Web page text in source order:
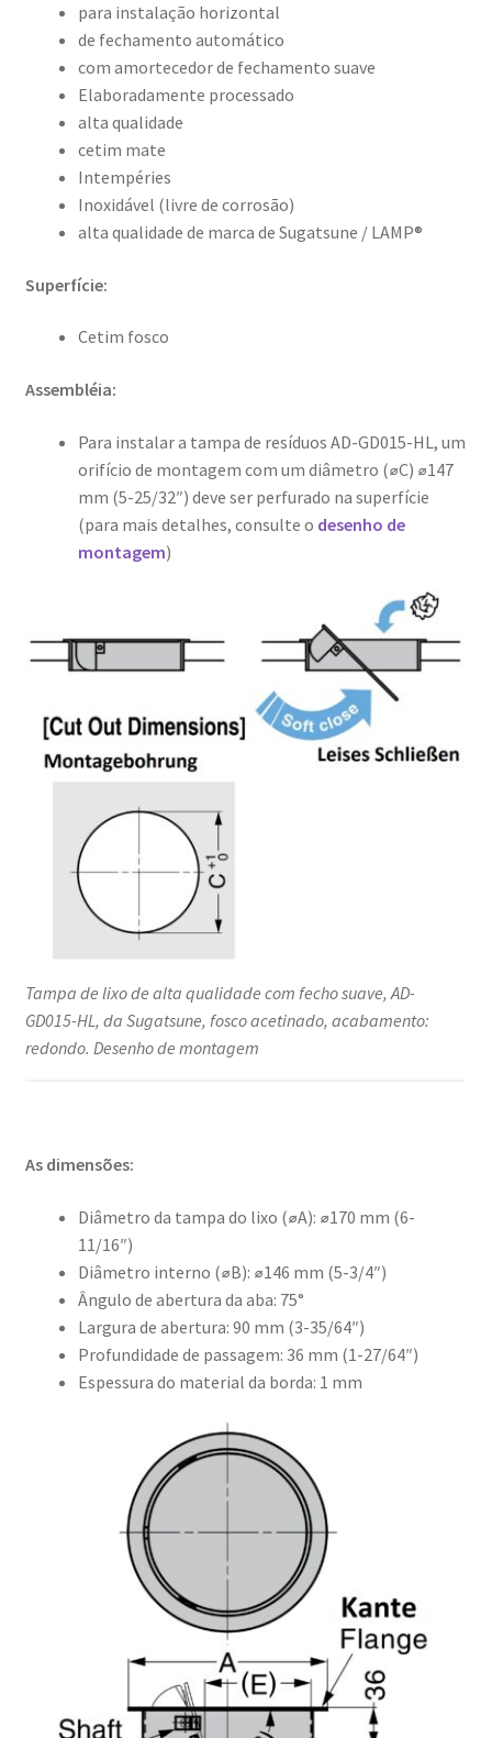
para instalação horizontal
de fechamento automático
com amortecedor de fechamento suave
Elaboradamente processado
alta qualidade
cetim mate
Intempéries
Inoxidável (livre de corrosão)
alta qualidade de marca de Sugatsune / LAMP®
Superfície:
Cetim fosco
Assembléia:
Para instalar a tampa de resíduos AD-GD015-HL, um
orifício de montagem com um diâmetro (⌀C) ⌀147
mm (5-25/32″) deve ser perfurado na superfície
(para mais detalhes, consulte o desenho de
montagem)
Tampa de lixo de alta qualidade com fecho suave, AD-
GD015-HL, da Sugatsune, fosco acetinado, acabamento:
redondo. Desenho de montagem
As dimensões:
Diâmetro da tampa do lixo (⌀A): ⌀170 mm (6-
11/16″)
Diâmetro interno (⌀B): ⌀146 mm (5-3/4″)
Ângulo de abertura da aba: 75°
Largura de abertura: 90 mm (3-35/64″)
Profundidade de passagem: 36 mm (1-27/64″)
Espessura do material da borda: 1 mm